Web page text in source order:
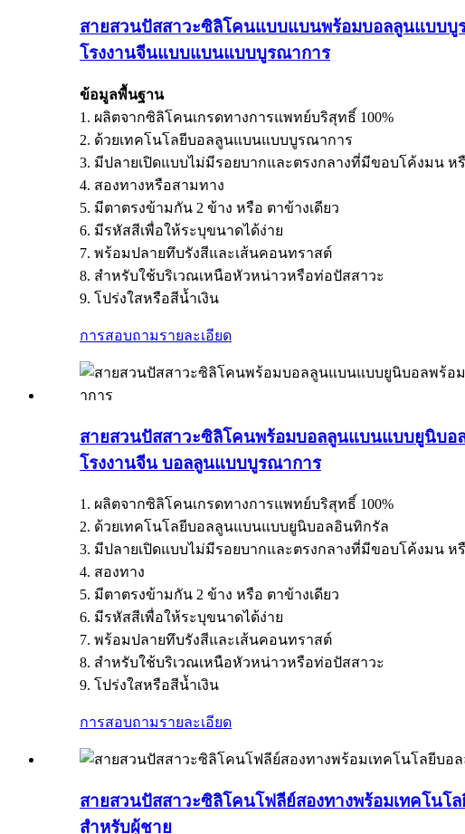
สายสวนปัสสาวะซิลิโคนแบบแบนพร้อมบอลลูนแบบบู
โรงงานจีนแบบแบนแบบบูรณาการ
ข้อมูลพื้นฐาน
1. ผลิตจากซิลิโคนเกรดทางการแพทย์บริสุทธิ์ 100%
2. ด้วยเทคโนโลยีบอลลูนแบนแบบบูรณาการ
3. มีปลายเปิดแบบไม่มีรอยบากและตรงกลางที่มีขอบโค้งมน
4. สองทางหรือสามทาง
5. มีตาตรงข้ามกัน 2 ข้าง หรือ ตาข้างเดียว
6. มีรหัสสีเพื่อให้ระบุขนาดได้ง่าย
7. พร้อมปลายทึบรังสีและเส้นคอนทราสต์
8. สำหรับใช้บริเวณเหนือหัวหน่าวหรือท่อปัสสาวะ
9. โปร่งใสหรือสีน้ำเงิน
การสอบถามรายละเอียด
สายสวนปัสสาวะซิลิโคนพร้อมบอลลูนแบนแบบยูนิบอ
โรงงานจีน บอลลูนแบบบูรณาการ
1. ผลิตจากซิลิโคนเกรดทางการแพทย์บริสุทธิ์ 100%
2. ด้วยเทคโนโลยีบอลลูนแบนแบบยูนิบอลอินทิกรัล
3. มีปลายเปิดแบบไม่มีรอยบากและตรงกลางที่มีขอบโค้งมน
4. สองทาง
5. มีตาตรงข้ามกัน 2 ข้าง หรือ ตาข้างเดียว
6. มีรหัสสีเพื่อให้ระบุขนาดได้ง่าย
7. พร้อมปลายทึบรังสีและเส้นคอนทราสต์
8. สำหรับใช้บริเวณเหนือหัวหน่าวหรือท่อปัสสาวะ
9. โปร่งใสหรือสีน้ำเงิน
การสอบถามรายละเอียด
สายสวนปัสสาวะซิลิโคนโฟลีย์สองทางพร้อมเทคโ
สำหรับผู้ชาย